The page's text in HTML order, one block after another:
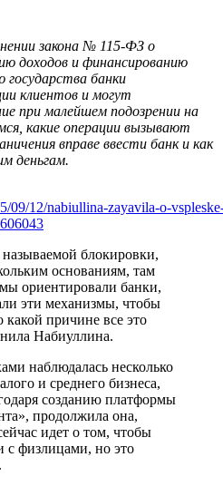
закона № 115-ФЗ о
доходов и финансированию
банки
клиентов и могут
при малейшем подозрении на
какие операции вызывают
вправе ввести банк и как
деньгам.
09/12/nabiullina-zayavila-o-
блокировки,
основаниям, там
ориентировали банки,
эти механизмы, чтобы
причине все это
Набиуллина.
наблюдалась несколько
и среднего бизнеса,
созданию платформы
продолжила она,
идет о том, чтобы
с физлицами, но это